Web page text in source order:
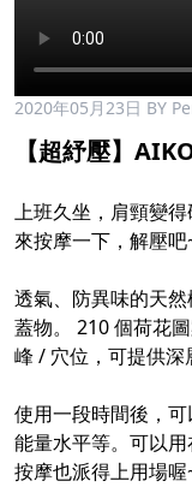
2020年05月23日 BY
【超紓壓】
上班久坐，肩頸變
來按摩一下，解壓吧
透氣、防異味的天
蓋物。 210 個荷花
峰 / 穴位，可提供深
使用一段時間後，
能量水平等。可以
按摩也派得上用場喔